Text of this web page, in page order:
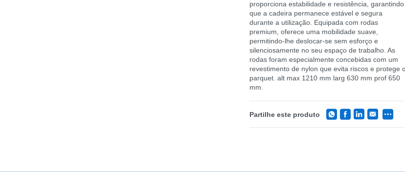
proporciona estabilidade e resistência, garantindo
que a cadeira permanece estável e segura
durante a utilização. Equipada com rodas
premium, oferece uma mobilidade suave,
permitindo-lhe deslocar-se sem esforço e
silenciosamente no seu espaço de trabalho. As
rodas foram especialmente concebidas com um
revestimento de nylon que evita riscos e protege
parquet. alt max 1210 mm larg 630 mm prof 650
mm.
Partilhe este produto